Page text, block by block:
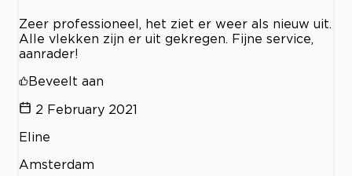
Zeer professioneel, het ziet er weer als nieuw uit.
Alle vlekken zijn er uit gekregen. Fijne service,
aanrader!
Beveelt aan
2 February 2021
Eline
Amsterdam